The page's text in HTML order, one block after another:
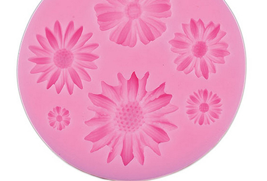
Blog / DIY / Tutorials
Over mij
Contact